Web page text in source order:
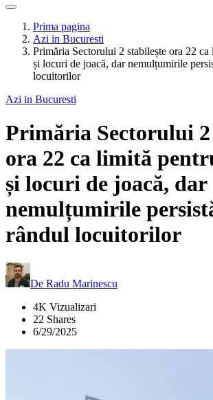
Prima pagina
Azi in Bucuresti
Primăria Sectorului 2 stabilește ora 22
și locuri de joacă, dar nemulțumirile
locuitorilor
Azi in Bucuresti
Primăria Sectorului 2
ora 22 ca limită
și locuri de joacă, dar
nemulțumirile
rândul locuitorilor
De Radu Marinescu
4K Vizualizari
22 Shares
6/29/2025